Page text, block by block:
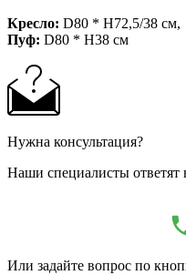
Кресло: D80 * H72,5/38 см,
Пуф: D80 * H38 см
Нужна консультация?
Наши специалисты
Или задайте вопрос по